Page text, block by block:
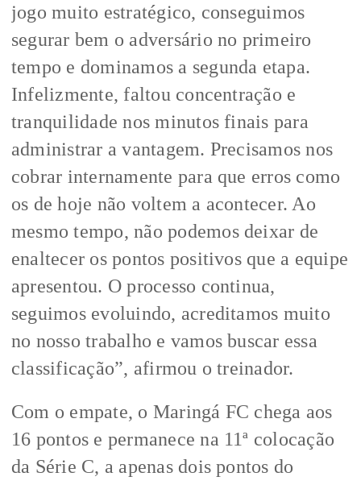
jogo muito estratégico, conseguimos
segurar bem o adversário no primeiro
tempo e dominamos a segunda etapa.
Infelizmente, faltou concentração e
tranquilidade nos minutos finais para
administrar a vantagem. Precisamos nos
cobrar internamente para que erros como
os de hoje não voltem a acontecer. Ao
mesmo tempo, não podemos deixar de
enaltecer os pontos positivos que a equipe
apresentou. O processo continua,
seguimos evoluindo, acreditamos muito
no nosso trabalho e vamos buscar essa
classificação”, afirmou o treinador.
Com o empate, o Maringá FC chega aos
16 pontos e permanece na 11ª colocação
da Série C, a apenas dois pontos do